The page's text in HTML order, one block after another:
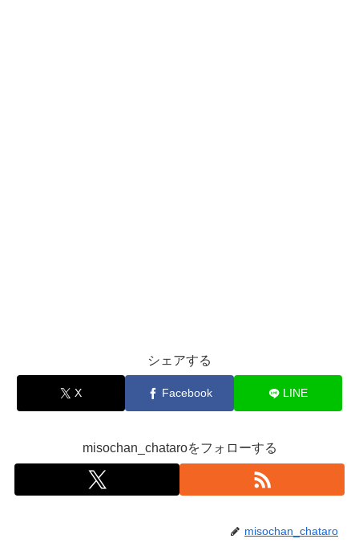
シェアする
X Facebook LINE
misochan_chataroをフォローする
misochan_chataro